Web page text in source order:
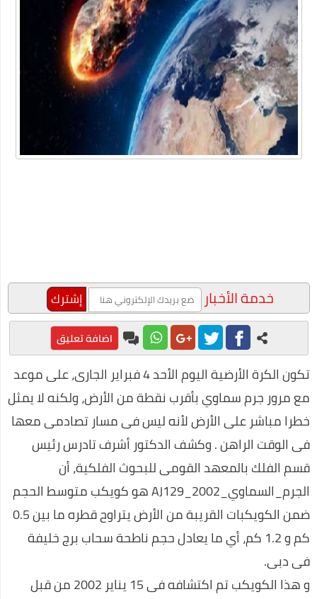
ما هو الفرق بين لقاحات كورونا الثلاث الشهيرة؟ وأي واحد يتوجب
عليك أن تأخذه؟
شركة خدمات منزلية بالدمام
عبارات عن البيئة
أهمية دعم بحث وتطوير أعمال الشركات في الوقت الحالي
"شيخ عمد الصعيد" ٤٥ سنه عموديه
كتاب جديد للكاتب "محمد عبد المعز حميد " يرصد دور وسائل
الاجتماعي بعنوان "الإعلام العفوي"
محمد عبد المعز حميد يفوز بجائزة أفضل فيلم توعوي عن المخدرات
طرق مربحة للعمل من المنزل
محمد رجب يبدع في مسلسل ضربة معلم في اولي حلقات المسلسل
على غرار أحمد خالد توفيق.. محمود عوض يتألق في ربوع الثقافة
قرارات صارمة وغرامات كبيرة علي المواطنين لمواجهة كورونا
صناعة العطور في المنزل
مراحل علاج إدمان الكحول
احسن برامج الكمبيوتر 2020
التداول عن طريق الانترنت
فوائد السمسم المدهشة (أكثر من 10 فوائد رائعة)
خدمة الأخبار
اضافة تعليق
تكون الكرة الأرضية اليوم الأحد 4 فبراير الجارى، على موعد
مع مرور جرم سماوي بأقرب نقطة من الأرض، ولكنه لا يمثل
خطرا مباشر على الأرض لأنه ليس فى مسار تصادمى معها
فى الوقت الراهن . وكشف الدكتور أشرف تادرس رئيس
قسم الفلك بالمعهد القومى للبحوث الفلكية، أن
الجرم_السماوي_2002_AJ129 هو كويكب متوسط الحجم
ضمن الكويكبات القريبة من الأرض يتراوح قطره ما بين 0.5
كم و 1.2 كم، أي ما يعادل حجم ناطحة سحاب برج خليفة
فى دبى.
و هذا الكويكب تم اكتشافه فى 15 يناير 2002 من قبل